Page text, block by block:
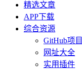
精选文章
APP下载
综合资源
GitHub项目
网址大全
实用插件